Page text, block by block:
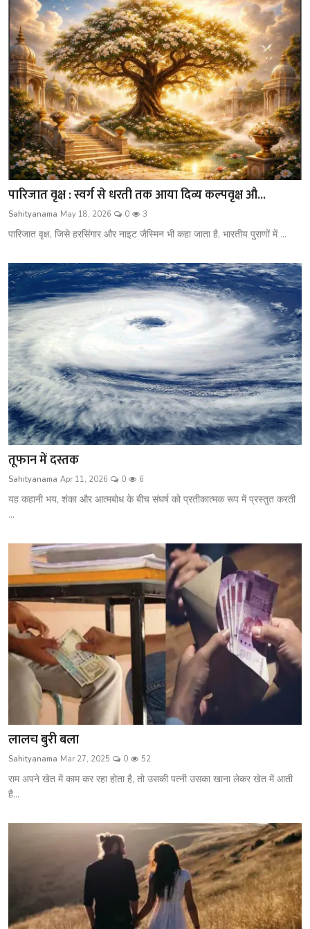
पारिजात वृक्ष : स्वर्ग से धरती तक आया दिव्य कल्पवृक्ष औ...
Sahityanama May 18, 2026 0 3
पारिजात वृक्ष, जिसे हरसिंगार और नाइट जैस्मिन भी कहा जाता है, भारतीय पुराणों में ...
तूफान में दस्तक
Sahityanama Apr 11, 2026 0 6
यह कहानी भय, शंका और आत्मबोध के बीच संघर्ष को प्रतीकात्मक रूप में प्रस्तुत करती
...
लालच बुरी बला
Sahityanama Mar 27, 2025 0 52
राम अपने खेत में काम कर रहा होता है, तो उसकी पत्नी उसका खाना लेकर खेत में आती
है...